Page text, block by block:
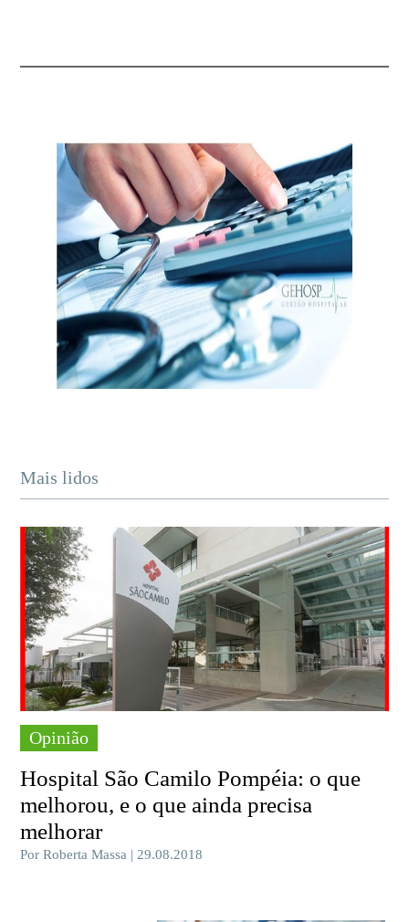
Mais lidos
Opinião
Hospital São Camilo Pompéia: o que
melhorou, e o que ainda precisa
melhorar
Por Roberta Massa | 29.08.2018